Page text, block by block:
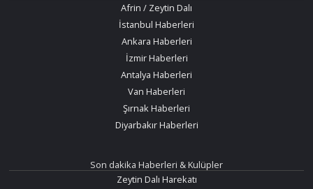
Afrin / Zeytin Dalı
İstanbul Haberleri
Ankara Haberleri
İzmir Haberleri
Antalya Haberleri
Van Haberleri
Şırnak Haberleri
Diyarbakır Haberleri
Son dakika Haberleri & Kulüpler
Zeytin Dalı Harekatı